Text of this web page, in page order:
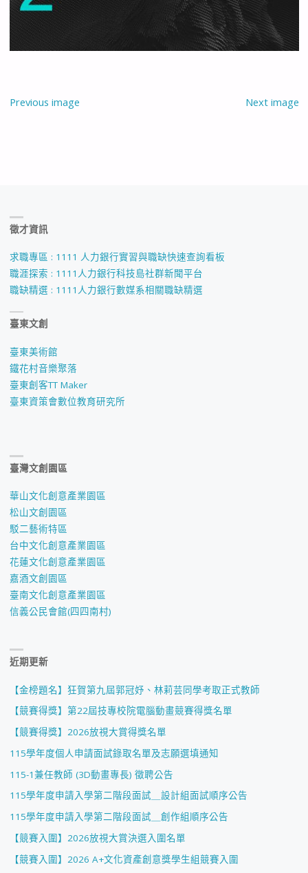
Previous image Next image
徵才資訊
求職專區 : 1111 人力銀行實習與職缺快速查詢看板
職涯探索 : 1111人力銀行科技島社群新聞平台
職缺精選 : 1111人力銀行數媒系相關職缺精選
臺東文創
臺東美術館
鐵花村音樂聚落
臺東創客TT Maker
臺東資策會數位教育研究所
臺灣文創園區
華山文化創意產業園區
松山文創園區
駁二藝術特區
台中文化創意產業園區
花蓮文化創意產業園區
嘉酒文創園區
臺南文化創意產業園區
信義公民會館(四四南村)
近期更新
【金榜題名】狂賀第九屆郭冠妤、林莉芸同學考取正式教師
【競賽得獎】第22屆技專校院電腦動畫競賽得獎名單
【競賽得獎】2026放視大賞得獎名單
115學年度個人申請面試錄取名單及志願選填通知
115-1兼任教師 (3D動畫專長) 徵聘公告
115學年度申請入學第二階段面試＿設計組面試順序公告
115學年度申請入學第二階段面試＿創作組順序公告
【競賽入圍】2026放視大賞決選入圍名單
【競賽入圍】2026 A+文化資產創意獎學生組競賽入圍